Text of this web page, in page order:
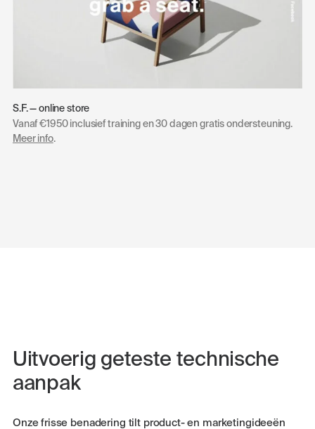
S.F. — online store
Vanaf €1950 inclusief training en 30 dagen gratis ondersteuning.
Meer info.
Uitvoerig geteste technische
aanpak
Onze frisse benadering tilt product- en marketingideeën